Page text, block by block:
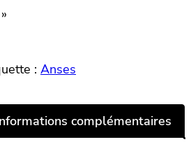
: Anses
complémentaires